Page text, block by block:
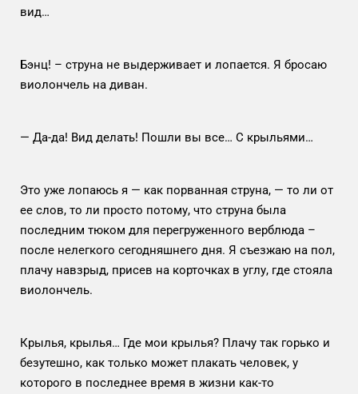
вид…
Бэнц! – струна не выдерживает и лопается. Я бросаю
виолончель на диван.
— Да-да! Вид делать! Пошли вы все… С крыльями…
Это уже лопаюсь я — как порванная струна, — то ли от
ее слов, то ли просто потому, что струна была
последним тюком для перегруженного верблюда –
после нелегкого сегодняшнего дня. Я съезжаю на пол,
плачу навзрыд, присев на корточках в углу, где стояла
виолончель.
Крылья, крылья… Где мои крылья? Плачу так горько и
безутешно, как только может плакать человек, у
которого в последнее время в жизни как-то